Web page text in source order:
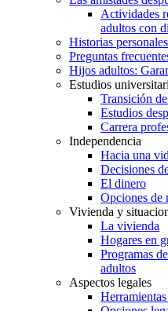
Actividades
adultos con
Historias personales
Preguntas
Hijos adultos:
Estudios
Transición
Estudios
Carrera
Independencia
Hacia una
Decisiones
El dinero
Opciones de
Vivienda y
La vivienda
Hogares en
Programas
adultos
Aspectos legales